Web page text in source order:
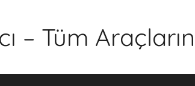
– Tüm